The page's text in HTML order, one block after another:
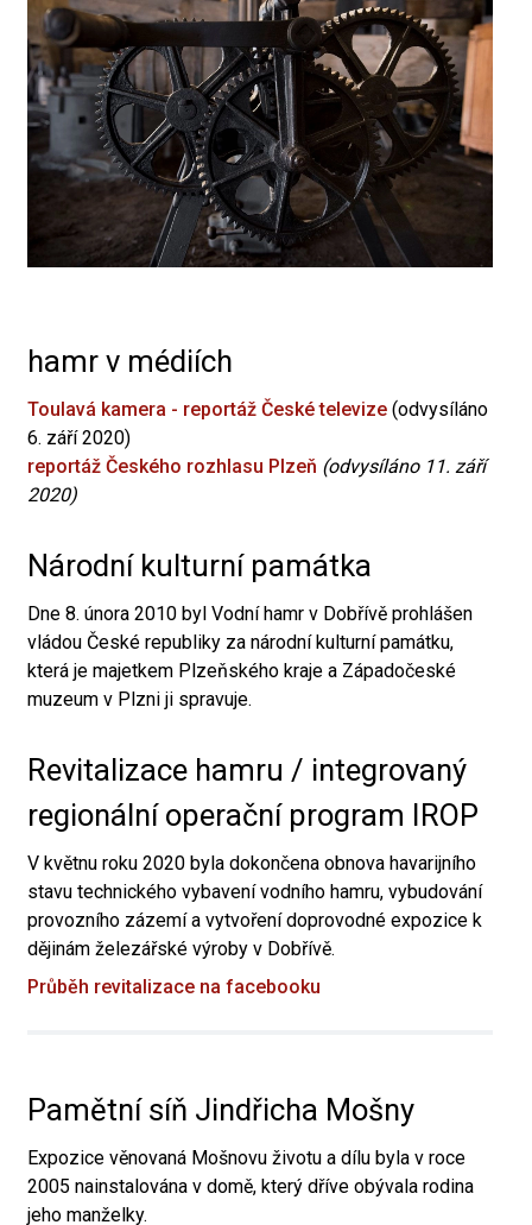
hamr v médiích
Toulavá kamera - reportáž České televize (odvysíláno
6. září 2020)
reportáž Českého rozhlasu Plzeň (odvysíláno 11. září
2020)
Národní kulturní památka
Dne 8. února 2010 byl Vodní hamr v Dobřívě prohlášen
vládou České republiky za národní kulturní památku,
která je majetkem Plzeňského kraje a Západočeské
muzeum v Plzni ji spravuje.
Revitalizace hamru / integrovaný
regionální operační program IROP
V květnu roku 2020 byla dokončena obnova havarijního
stavu technického vybavení vodního hamru, vybudování
provozního zázemí a vytvoření doprovodné expozice k
dějinám železářské výroby v Dobřívě.
Průběh revitalizace na facebooku
Pamětní síň Jindřicha Mošny
Expozice věnovaná Mošnovu životu a dílu byla v roce
2005 nainstalována v domě, který dříve obývala rodina
jeho manželky.